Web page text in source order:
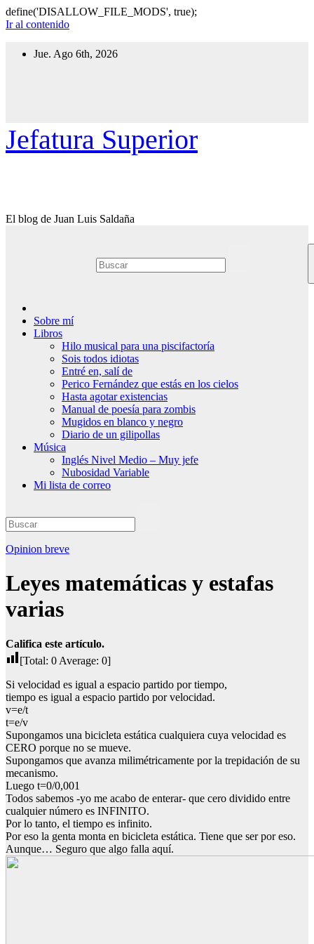
define('DISALLOW_FILE_MODS', true);
Ir al contenido
Jue. Ago 6th, 2026
Jefatura Superior
El blog de Juan Luis Saldaña
Sobre mí
Libros
Hilo musical para una piscifactoría
Sois todos idiotas
Entré en, salí de
Perico Fernández que estás en los cielos
Hasta agotar existencias
Manual de poesía para zombis
Mugidos en blanco y negro
Diario de un gilipollas
Música
Inglés Nivel Medio – Muy jefe
Nubosidad Variable
Mi lista de correo
Opinion breve
Leyes matemáticas y estafas
varias
Califica este artículo.
[Total: 0 Average: 0]
Si velocidad es igual a espacio partido por tiempo,
tiempo es igual a espacio partido por velocidad.
v=e/t
t=e/v
Supongamos una bicicleta estática cualquiera cuya velocidad es
CERO porque no se mueve.
Supongamos que avanza milimétricamente por la trepidación de su
mecanismo.
Luego t=0/0,001
Todos sabemos -yo me acabo de enterar- que cero dividido entre
cualquier número es INFINITO.
Por lo tanto, el tiempo es infinito.
Por eso la genta monta en bicicleta estática. Tiene que ser por eso.
Aunque… Seguro que algo falla aquí.